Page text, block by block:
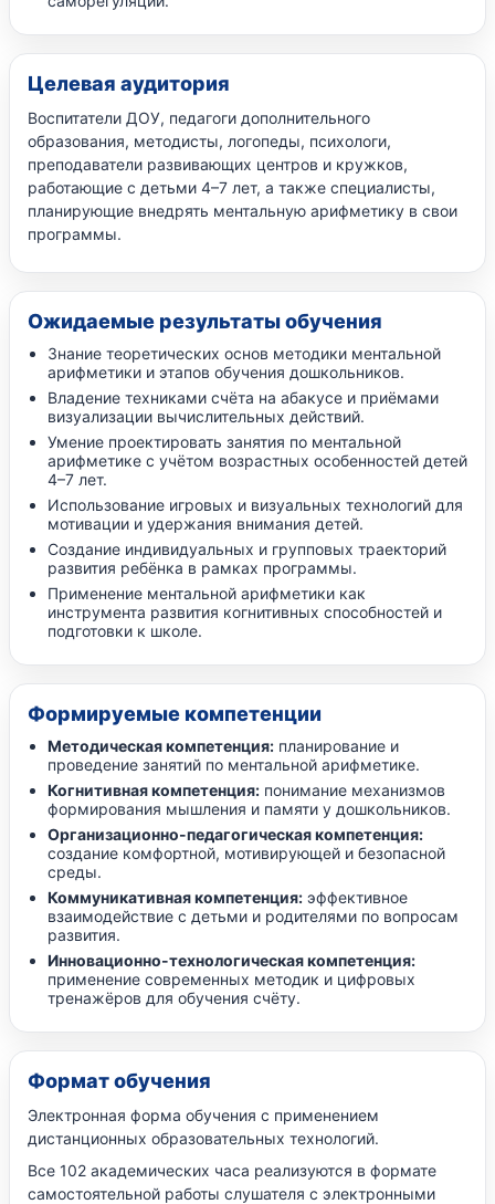
Целевая аудитория
Воспитатели ДОУ, педагоги дополнительного
образования, методисты, логопеды, психологи,
преподаватели развивающих центров и кружков,
работающие с детьми 4–7 лет, а также специалисты,
планирующие внедрять ментальную арифметику в свои
программы.
Ожидаемые результаты обучения
Знание теоретических основ методики ментальной
арифметики и этапов обучения дошкольников.
Владение техниками счёта на абакусе и приёмами
визуализации вычислительных действий.
Умение проектировать занятия по ментальной
арифметике с учётом возрастных особенностей детей
4–7 лет.
Использование игровых и визуальных технологий для
мотивации и удержания внимания детей.
Создание индивидуальных и групповых траекторий
развития ребёнка в рамках программы.
Применение ментальной арифметики как
инструмента развития когнитивных способностей и
подготовки к школе.
Формируемые компетенции
Методическая компетенция: планирование и
проведение занятий по ментальной арифметике.
Когнитивная компетенция: понимание механизмов
формирования мышления и памяти у дошкольников.
Организационно-педагогическая компетенция:
создание комфортной, мотивирующей и безопасной
среды.
Коммуникативная компетенция: эффективное
взаимодействие с детьми и родителями по вопросам
развития.
Инновационно-технологическая компетенция:
применение современных методик и цифровых
тренажёров для обучения счёту.
Формат обучения
Электронная форма обучения с применением
дистанционных образовательных технологий.
Все 102 академических часа реализуются в формате
самостоятельной работы слушателя с электронными